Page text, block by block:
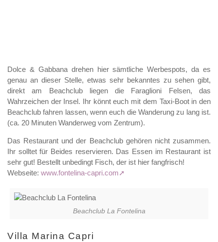
Dolce & Gabbana drehen hier sämtliche Werbespots, da es
genau an dieser Stelle, etwas sehr bekanntes zu sehen gibt,
direkt am Beachclub liegen die Faraglioni Felsen, das
Wahrzeichen der Insel. Ihr könnt euch mit dem Taxi-Boot in den
Beachclub fahren lassen, wenn euch die Wanderung zu lang ist.
(ca. 20 Minuten Wanderweg vom Zentrum).
Das Restaurant und der Beachclub gehören nicht zusammen.
Ihr solltet für Beides reservieren. Das Essen im Restaurant ist
sehr gut! Bestellt unbedingt Fisch, der ist hier fangfrisch!
Webseite: www.fontelina-capri.com
Beachclub La Fontelina
Villa Marina Capri